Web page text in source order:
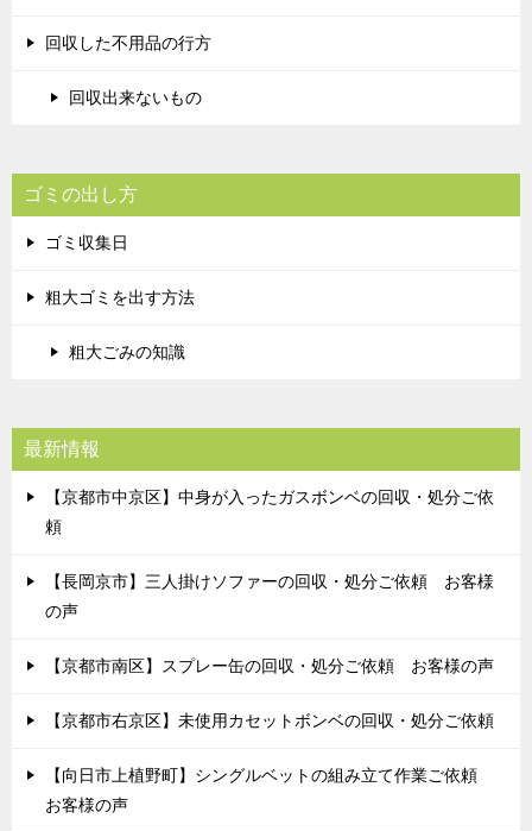
回収した不用品の行方
回収出来ないもの
ゴミの出し方
ゴミ収集日
粗大ゴミを出す方法
粗大ごみの知識
最新情報
【京都市中京区】中身が入ったガスボンベの回収・処分ご依
頼
【長岡京市】三人掛けソファーの回収・処分ご依頼 お客様
の声
【京都市南区】スプレー缶の回収・処分ご依頼 お客様の声
【京都市右京区】未使用カセットボンベの回収・処分ご依頼
【向日市上植野町】シングルベットの組み立て作業ご依頼
お客様の声